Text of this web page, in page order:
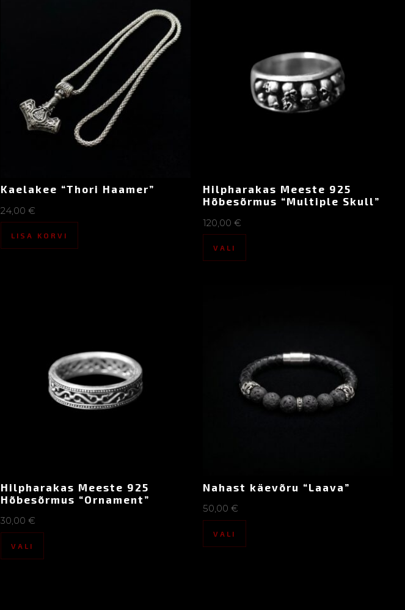
Kaelakee “Thori Haamer”
24,00 €
LISA KORVI
Hilpharakas Meeste 925
Hõbesõrmus “Multiple Skull”
120,00 €
VALI
Hilpharakas Meeste 925
Hõbesõrmus “Ornament”
30,00 €
VALI
Nahast käevõru “Laava”
50,00 €
VALI